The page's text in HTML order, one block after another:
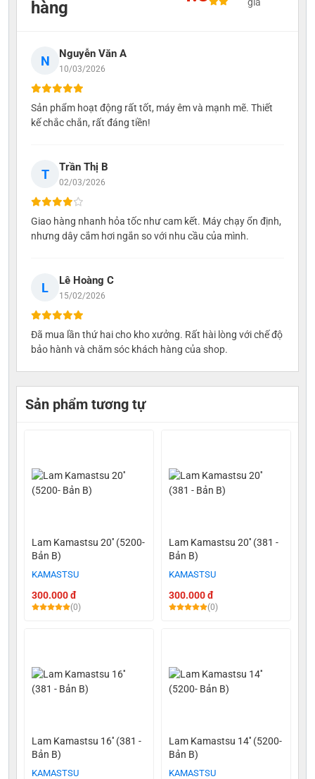
hàng
N Nguyễn Văn A
10/03/2026
Sản phẩm hoạt động rất tốt, máy êm và mạnh mẽ. Thiết
kế chắc chắn, rất đáng tiền!
T Trần Thị B
02/03/2026
Giao hàng nhanh hỏa tốc như cam kết. Máy chạy ổn định,
nhưng dây cắm hơi ngắn so với nhu cầu của mình.
L Lê Hoàng C
15/02/2026
Đã mua lần thứ hai cho kho xưởng. Rất hài lòng với chế độ
bảo hành và chăm sóc khách hàng của shop.
Sản phẩm tương tự
Lam Kamastsu 20'' (5200-
Bản B)
KAMASTSU
300.000 đ
(0)
Lam Kamastsu 20'' (381 -
Bản B)
KAMASTSU
300.000 đ
(0)
Lam Kamastsu 16'' (381 -
Bản B)
KAMASTSU
Lam Kamastsu 14'' (5200-
Bản B)
KAMASTSU